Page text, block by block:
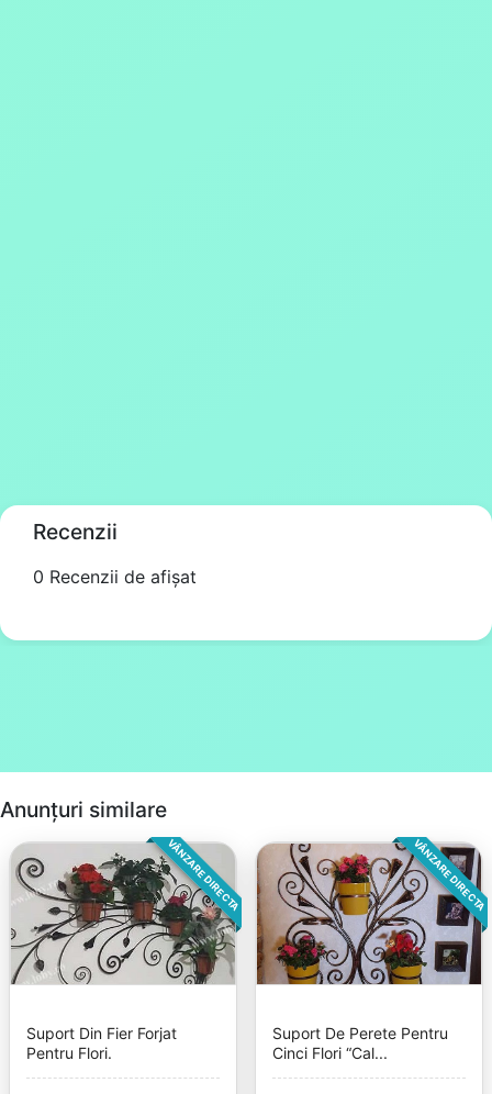
Recenzii
0 Recenzii de afișat
Anunțuri similare
VÂNZARE DIRECTA
Suport Din Fier Forjat
Pentru Flori.
VÂNZARE DIRECTA
Suport De Perete Pentru
Cinci Flori “Cal...